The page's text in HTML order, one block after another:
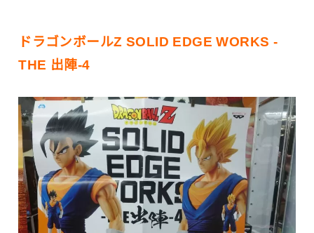
ドラゴンボールZ SOLID EDGE WORKS -
THE 出陣-4